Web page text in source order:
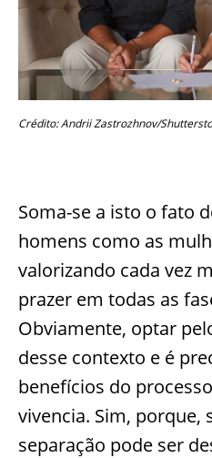
Crédito: Andrii Zastrozhnov/
Soma-se a isto o fato
homens como as
valorizando cada vez
prazer em todas as
Obviamente, optar
desse contexto e é
benefícios do
vivencia. Sim, porque,
separação pode ser